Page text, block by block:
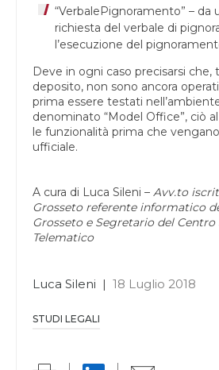
“VerbalePignoramento” – da
richiesta del verbale di
l’esecuzione del
Deve in ogni caso precisarsi che,
deposito, non sono ancora
prima essere testati
denominato “Model Office”, ciò
le funzionalità prima che
ufficiale.
A cura di Luca Sileni – Avv.to
Grosseto referente informatico
Grosseto e Segretario del
Telematico
Luca Sileni | 18 Luglio 2018
STUDI LEGALI